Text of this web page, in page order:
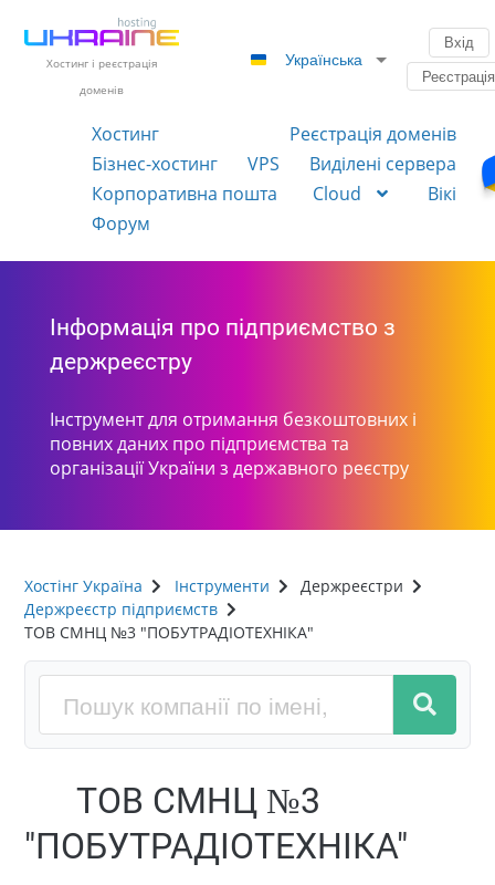
Хостинг і реєстрація
доменів
Українська
Вхід
Реєстрація
Хостинг
Реєстрація доменів
Бізнес-хостинг
VPS
Виділені сервера
Корпоративна пошта
Cloud
Вікі
Форум
Інформація про підприємство з
держреєстру
Інструмент для отримання безкоштовних і
повних даних про підприємства та
організації України з державного реєстру
Хостінг Україна Інструменти
Держреєстри
Держреєстр підприємств
ТОВ СМНЦ №3 "ПОБУТРАДІОТЕХНІКА"
ТОВ СМНЦ №3
"ПОБУТРАДІОТЕХНІКА"